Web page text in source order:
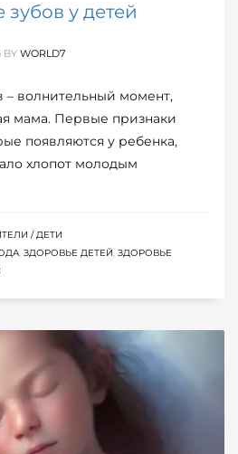
у детей
BY WORLD7
– волнительный момент,
мама. Первые признаки
появляются у ребенка,
хлопот молодым
/ ДЕТИ
, ЗДОРОВЬЕ ДЕТЕЙ, ЗДОРОВЬЕ